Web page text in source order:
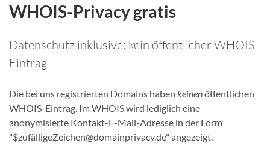
WHOIS-Privacy gratis
Datenschutz inklusive: kein öffentlicher WHOIS-
Eintrag
Die bei uns registrierten Domains haben keinenöffentlichen
WHOIS-Eintrag. Im WHOIS wird lediglich eine
anonymisierte Kontakt-E-Mail-Adresse in der Form
"$zufälligeZeichen@domainprivacy.de" angezeigt.